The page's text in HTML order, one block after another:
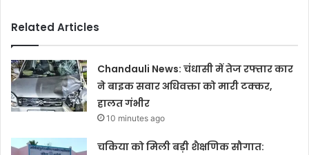
Related Articles
Chandauli News: चंधासी में तेज रफ्तार कार
ने बाइक सवार अधिवक्ता को मारी टक्कर,
हालत गंभीर
10 minutes ago
चकिया को मिली बड़ी शैक्षणिक सौगात: